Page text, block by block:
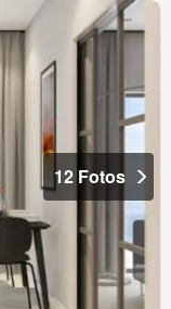
12 Fotos